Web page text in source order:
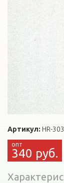
Артикул: HR-
340 руб.